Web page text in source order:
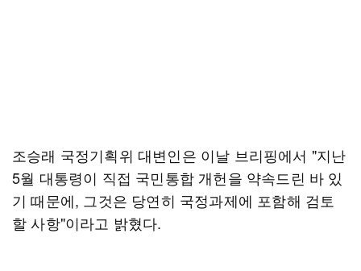
조승래 국정기획위 대변인은 이날 브리핑에서 "지난
5월 대통령이 직접 국민통합 개헌을 약속드린 바 있
기 때문에, 그것은 당연히 국정과제에 포함해 검토
할 사항"이라고 밝혔다.